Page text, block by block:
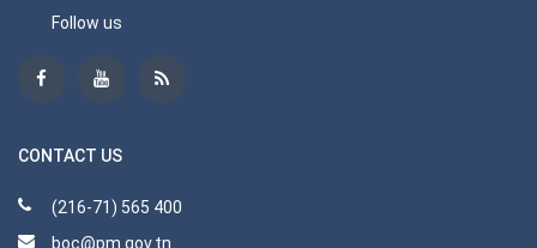
Follow us
CONTACT US
(216-71) 565 400
boc@pm.gov.tn